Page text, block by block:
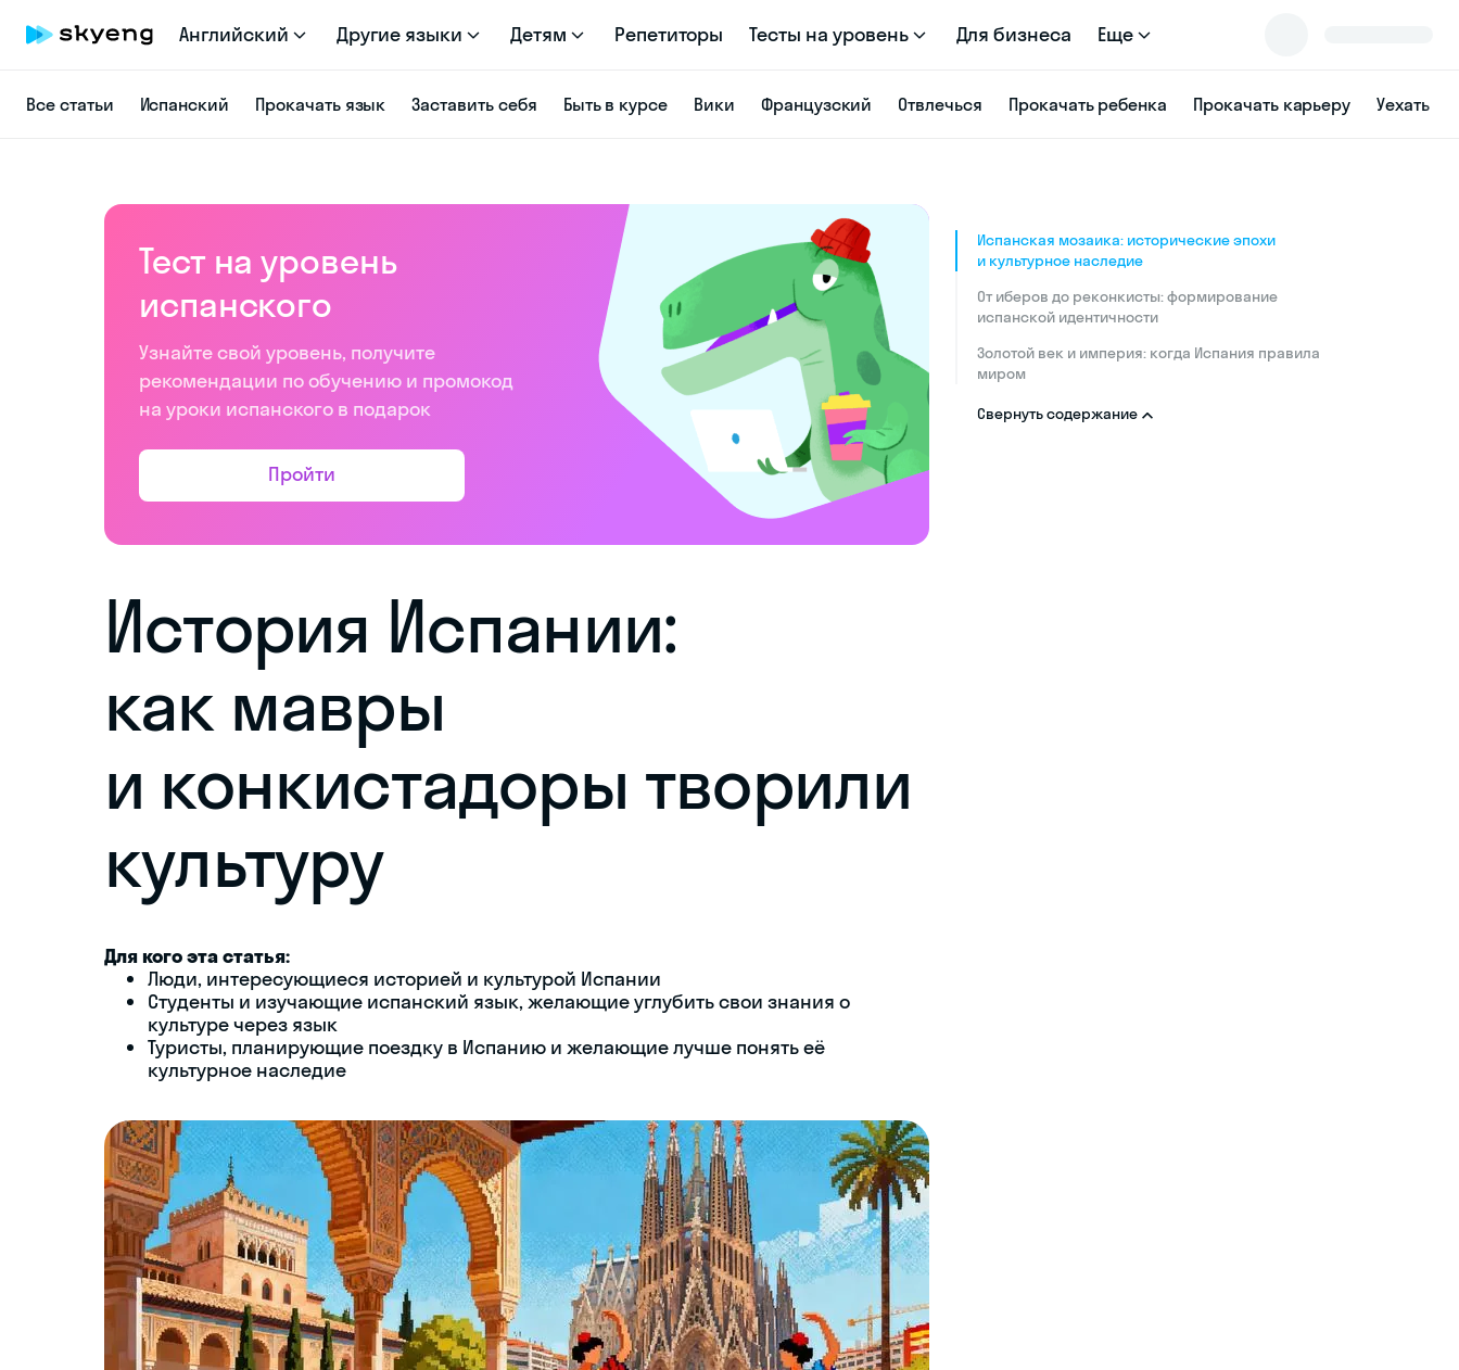
Английский Другие языки Детям Репетиторы Тесты на уровень Для бизнеса Еще
Все статьи Испанский Прокачать язык Заставить себя Быть в курсе Вики Французский Отвлечься Прокачать ребенка Прокачать карьеру Уехать
Тест на уровень
испанского
Узнайте свой уровень, получите
рекомендации по обучению и промокод
на уроки испанского в подарок
Пройти
История Испании:
как мавры
и конкистадоры творили
культуру
Для кого эта статья:
Люди, интересующиеся историей и культурой Испании
Студенты и изучающие испанский язык, желающие углубить свои знания о
культуре через язык
Туристы, планирующие поездку в Испанию и желающие лучше понять её
культурное наследие
Испанская мозаика: исторические эпохи
и культурное наследие
От иберов до реконкисты: формирование
испанской идентичности
Золотой век и империя: когда Испания правила
миром
Свернуть содержание